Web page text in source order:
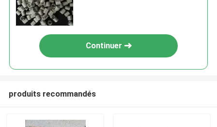
Continuer
produits recommandés